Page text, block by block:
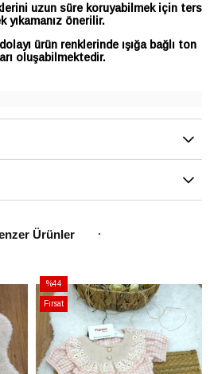
uzun süre koruyabilmek için ters
yıkamanız önerilir.
ürün renklerinde ışığa bağlı ton
oluşabilmektedir.
Ürünler
%44
İndirim
%44İndirim
Fırsat
Ürünü